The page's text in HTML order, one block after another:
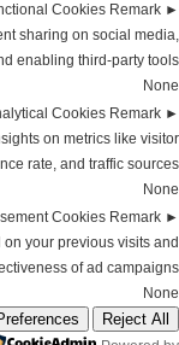
►
Cookies Remark
sharing on social media,
enabling third-party tools.
None
►
Cookies Remark
on metrics like visitor
rate, and traffic sources.
None
►
Cookies Remark
your previous visits and
of ad campaigns.
None
Reject All